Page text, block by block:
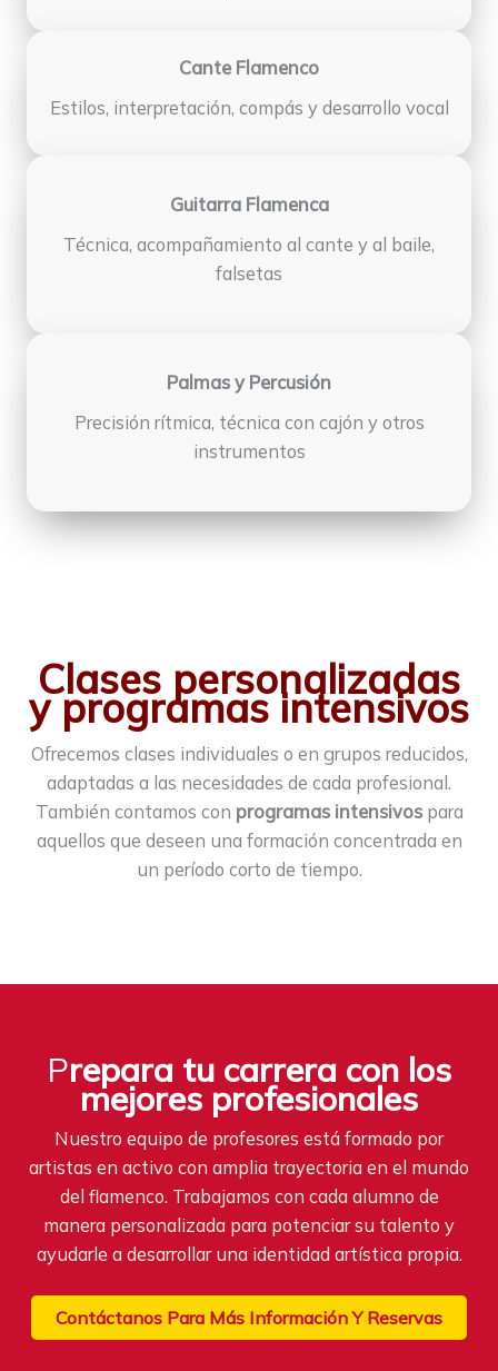
Cante Flamenco
Estilos, interpretación, compás y desarrollo vocal
Guitarra Flamenca
Técnica, acompañamiento al cante y al baile,
falsetas
Palmas y Percusión
Precisión rítmica, técnica con cajón y otros
instrumentos
Clases personalizadas
y programas intensivos
Ofrecemos clases individuales o en grupos reducidos,
adaptadas a las necesidades de cada profesional.
También contamos con programas intensivospara
aquellos que deseen una formación concentrada en
un período corto de tiempo.
Prepara tu carrera con los
mejores profesionales
Nuestro equipo de profesores está formado por
artistas en activo con amplia trayectoria en el mundo
del flamenco. Trabajamos con cada alumno de
manera personalizada para potenciar su talento y
ayudarle a desarrollar una identidad artística propia.
Contáctanos Para Más Información Y Reservas